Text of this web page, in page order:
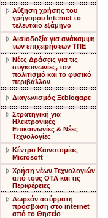
Αύξηση χρήσης του
γρήγορου Internet το
τελευταίο εξάμηνο
Αισιοδοξία για ανάκαμψη
των επιχειρήσεων ΤΠΕ
Nέες Δράσεις για τις
συγκοινωνίες, τον
πολιτισμό και το φυσικό
περιβάλλον
Διαγωνισμός Ξεblogαρε
Στρατηγική για
Ηλεκτρονικές
Επικοινωνίες & Νέες
Τεχνολογίες
Κέντρο Καινοτομίας
Microsoft
Χρήση νέων Τεχνολογιών
από τους ΟΤΑ και τις
Περιφέρειες
Δωρεάν ασύρματη
πρόσβαση στο internet
από το Θησείο